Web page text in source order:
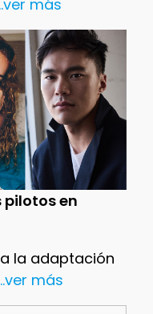
más
pilotos en
la adaptación
más